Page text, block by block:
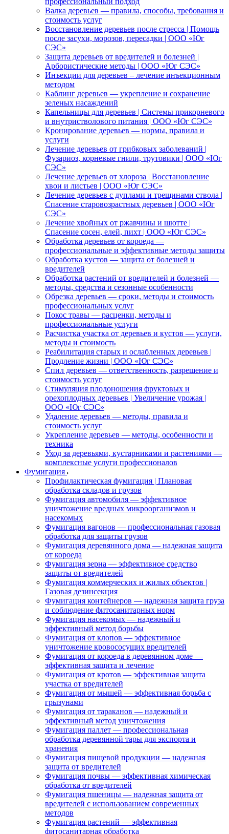
Валка деревьев — правила, способы, требования и
стоимость услуг
Восстановление деревьев после стресса | Помощь
после засухи, морозов, пересадки | ООО «Юг
СЭС»
Защита деревьев от вредителей и болезней |
Арбористические методы | ООО «Юг СЭС»
Инъекции для деревьев – лечение инъекционным
методом
Каблинг деревьев — укрепление и сохранение
зеленых насаждений
Капельницы для деревьев | Системы прикорневого
и внутристволового питания | ООО «Юг СЭС»
Кронирование деревьев — нормы, правила и
услуги
Лечение деревьев от грибковых заболеваний |
Фузариоз, корневые гнили, трутовики | ООО «Юг
СЭС»
Лечение деревьев от хлороза | Восстановление
хвои и листьев | ООО «Юг СЭС»
Лечение деревьев с дуплами и трещинами ствола |
Спасение старовозрастных деревьев | ООО «Юг
СЭС»
Лечение хвойных от ржавчины и шютте |
Спасение сосен, елей, пихт | ООО «Юг СЭС»
Обработка деревьев от короеда —
профессиональные и эффективные методы защиты
Обработка кустов — защита от болезней и
вредителей
Обработка растений от вредителей и болезней —
методы, средства и сезонные особенности
Обрезка деревьев — сроки, методы и стоимость
профессиональных услуг
Покос травы — расценки, методы и
профессиональные услуги
Расчистка участка от деревьев и кустов — услуги,
методы и стоимость
Реабилитация старых и ослабленных деревьев |
Продление жизни | ООО «Юг СЭС»
Спил деревьев — ответственность, разрешение и
стоимость услуг
Стимуляция плодоношения фруктовых и
орехоплодных деревьев | Увеличение урожая |
ООО «Юг СЭС»
Удаление деревьев — методы, правила и
стоимость услуг
Укрепление деревьев — методы, особенности и
техника
Уход за деревьями, кустарниками и растениями —
комплексные услуги профессионалов
Фумигация
Профилактическая фумигация | Плановая
обработка складов и грузов
Фумигация автомобиля — эффективное
уничтожение вредных микроорганизмов и
насекомых
Фумигация вагонов — профессиональная газовая
обработка для защиты грузов
Фумигация деревянного дома — надежная защита
от короеда
Фумигация зерна — эффективное средство
защиты от вредителей
Фумигация коммерческих и жилых объектов |
Газовая дезинсекция
Фумигация контейнеров — надежная защита груза
и соблюдение фитосанитарных норм
Фумигация насекомых — надежный и
эффективный метод борьбы
Фумигация от клопов — эффективное
уничтожение кровососущих вредителей
Фумигация от короеда в деревянном доме —
эффективная защита и лечение
Фумигация от кротов — эффективная защита
участка от вредителей
Фумигация от мышей — эффективная борьба с
грызунами
Фумигация от тараканов — надежный и
эффективный метод уничтожения
Фумигация паллет — профессиональная
обработка деревянной тары для экспорта и
хранения
Фумигация пищевой продукции — надежная
защита от вредителей
Фумигация почвы — эффективная химическая
обработка от вредителей
Фумигация пшеницы — надежная защита от
вредителей с использованием современных
методов
Фумигация растений — эффективная
фитосанитарная обработка